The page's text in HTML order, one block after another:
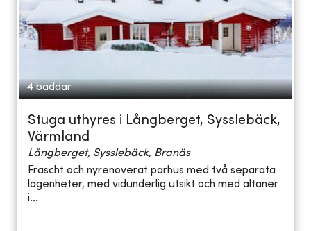
4 bäddar
Stuga uthyres i Långberget, Sysslebäck,
Värmland
Långberget, Sysslebäck, Branäs
Fräscht och nyrenoverat parhus med två separata
lägenheter, med vidunderlig utsikt och med altaner
i...